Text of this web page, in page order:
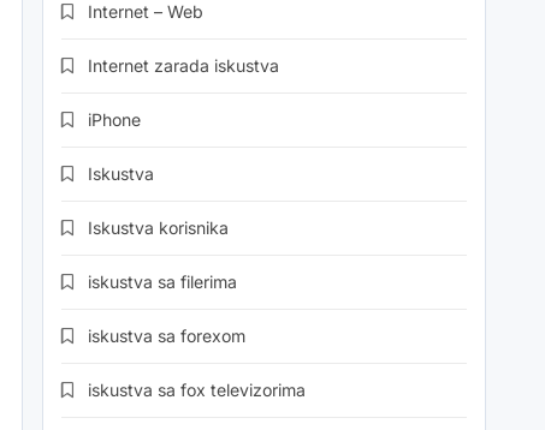
Internet – Web
Internet zarada iskustva
iPhone
Iskustva
Iskustva korisnika
iskustva sa filerima
iskustva sa forexom
iskustva sa fox televizorima